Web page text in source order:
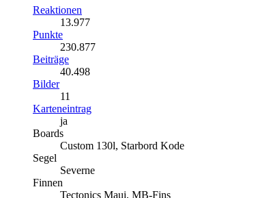
Reaktionen
13.977
Punkte
230.877
Beiträge
40.498
Bilder
11
Karteneintrag
ja
Boards
Custom 130l, Starbord Kode
Segel
Severne
Finnen
Tectonics Maui, MB-Fins